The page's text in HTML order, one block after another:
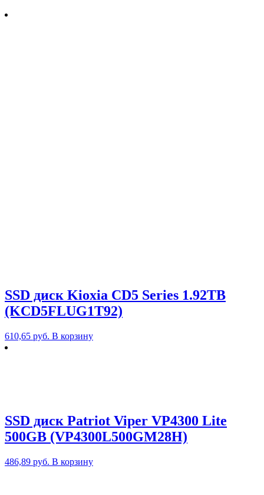
SSD диск Kioxia CD5 Series 1.92TB
(KCD5FLUG1T92)
610,65 руб. В корзину
SSD диск Patriot Viper VP4300 Lite
500GB (VP4300L500GM28H)
486,89 руб. В корзину